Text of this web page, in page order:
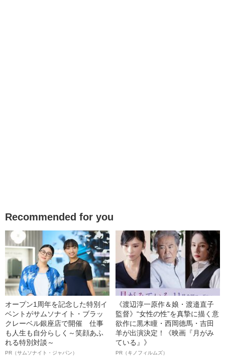
Recommended for you
オープン1周年を記念した特別イ
ベントがサムソナイト・ブラッ
クレーベル銀座店で開催 仕事
も人生も自分らしく～笑顔あふ
れる特別対談～
PR（サムソナイト・ジャパン）
《渡辺淳一原作＆娘・渡邉直子
監督》“女性の性”を真摯に描く意
欲作に黒木瞳・西岡德馬・吉田
羊が出演決定！《映画『月がみ
ている』》
PR（キノフィルムズ）